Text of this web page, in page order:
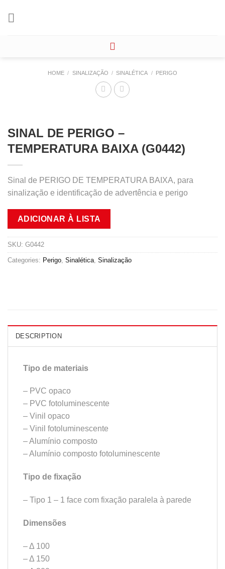
HOME / SINALIZAÇÃO / SINALÉTICA / PERIGO
SINAL DE PERIGO –
TEMPERATURA BAIXA (G0442)
Sinal de PERIGO DE TEMPERATURA BAIXA, para
sinalização e identificação de advertência e perigo
ADICIONAR À LISTA
SKU: G0442
Categories: Perigo Sinalética Sinalização
DESCRIPTION
Tipo de materiais
– PVC opaco
– PVC fotoluminescente
– Vinil opaco
– Vinil fotoluminescente
– Alumínio composto
– Alumínio composto fotoluminescente
Tipo de fixação
– Tipo 1 – 1 face com fixação paralela à parede
Dimensões
– Δ 100
– Δ 150